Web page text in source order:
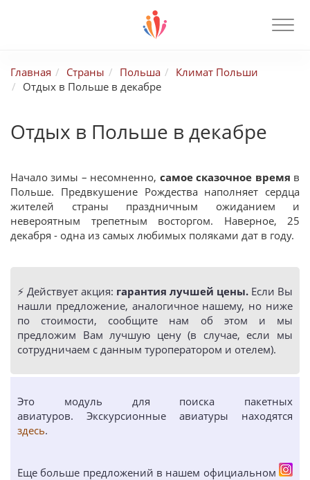
Главная Страны Польша
Климат Польши
Отдых в Польше в декабре
Отдых в Польше в декабре
Начало зимы – несомненно, самое сказочное время в
Польше. Предвкушение Рождества наполняет сердца
жителей страны праздничным ожиданием и
невероятным трепетным восторгом. Наверное, 25
декабря - одна из самых любимых поляками дат в году.
⚡️ Действует акция: гарантия лучшей цены. Если Вы
нашли предложение, аналогичное нашему, но ниже
по стоимости, сообщите нам об этом и мы
предложим Вам лучшую цену (в случае, если мы
сотрудничаем с данным туроператором и отелем).
Это модуль для поиска пакетных
авиатуров. Экскурсионные авиатуры находятся
здесь.
Еще больше предложений в нашем официальном